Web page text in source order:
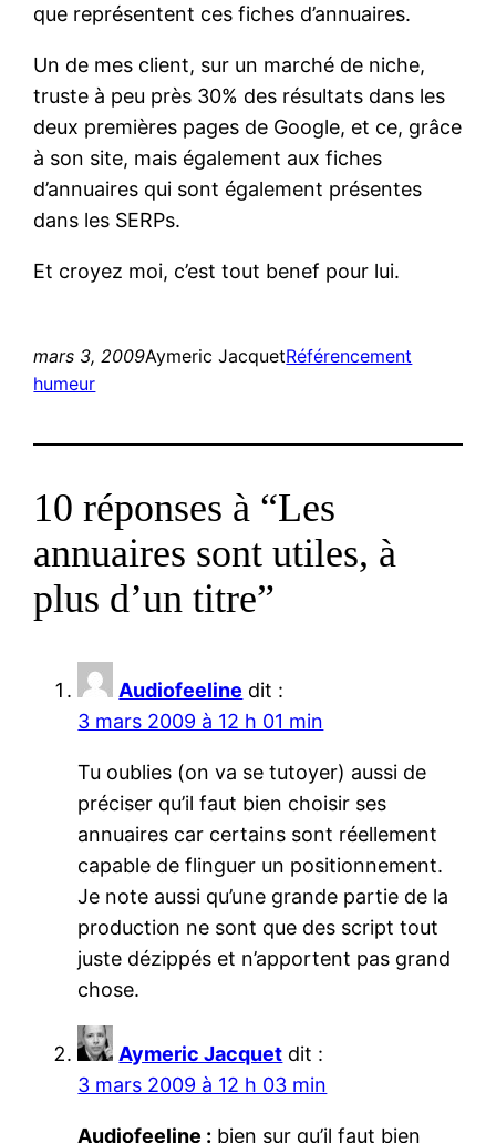
que représentent ces fiches d’annuaires.
Un de mes client, sur un marché de niche,
truste à peu près 30% des résultats dans les
deux premières pages de Google, et ce, grâce
à son site, mais également aux fiches
d’annuaires qui sont également présentes
dans les SERPs.
Et croyez moi, c’est tout benef pour lui.
mars 3, 2009Aymeric JacquetRéférencement
humeur
10 réponses à “Les
annuaires sont utiles, à
plus d’un titre”
Audiofeeline dit :
3 mars 2009 à 12 h 01 min
Tu oublies (on va se tutoyer) aussi de
préciser qu’il faut bien choisir ses
annuaires car certains sont réellement
capable de flinguer un positionnement.
Je note aussi qu’une grande partie de la
production ne sont que des script tout
juste dézippés et n’apportent pas grand
chose.
Aymeric Jacquet dit :
3 mars 2009 à 12 h 03 min
Audiofeeline : bien sur qu’il faut bien